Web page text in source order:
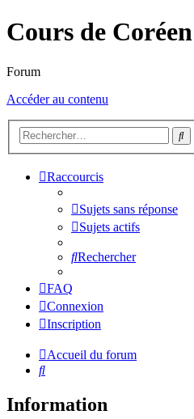
Cours de Coréen
Forum
Accéder au contenu
Raccourcis
Sujets sans réponse
Sujets actifs
Rechercher
FAQ
Connexion
Inscription
Accueil du forum
Rechercher
Information